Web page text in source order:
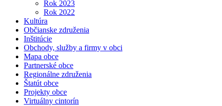
Rok 2023
Rok 2022
Kultúra
Občianske združenia
Inštitúcie
Obchody, služby a firmy v obci
Mapa obce
Partnerské obce
Regionálne združenia
Štatút obce
Projekty obce
Virtuálny cintorín